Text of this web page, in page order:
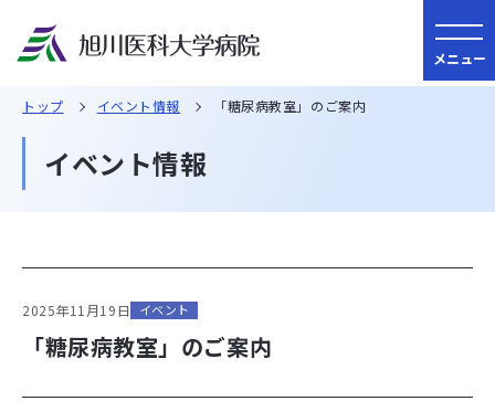
メニュー
トップ イベント情報 「糖尿病教室」のご案内
イベント情報
2025年11月19日 イベント
「糖尿病教室」のご案内